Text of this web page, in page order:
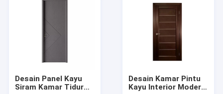
Desain Panel Kayu
Siram Kamar Tidur
Desain Kamar Pintu
Kayu Interior Modern,